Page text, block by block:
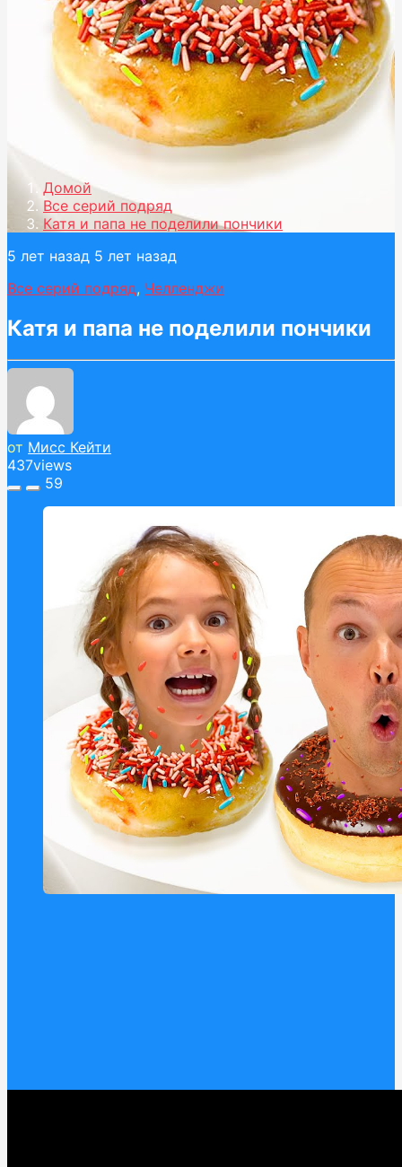
Домой
Все серий подряд
Катя и папа не поделили пончики
5 лет назад 5 лет назад
Все серий подряд, Челленджи
Катя и папа не поделили пончики
от Мисс Кейти
437views
59